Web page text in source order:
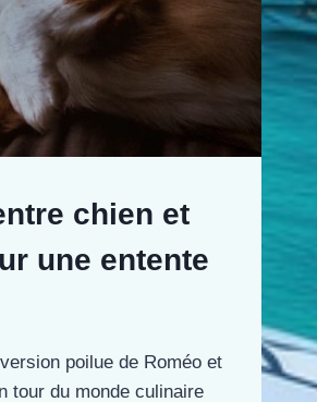
chien et
une entente
poilue de Roméo et
tour du monde culinaire